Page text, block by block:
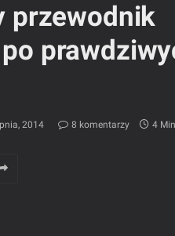
przewodnik
2014 8 komentarzy 4